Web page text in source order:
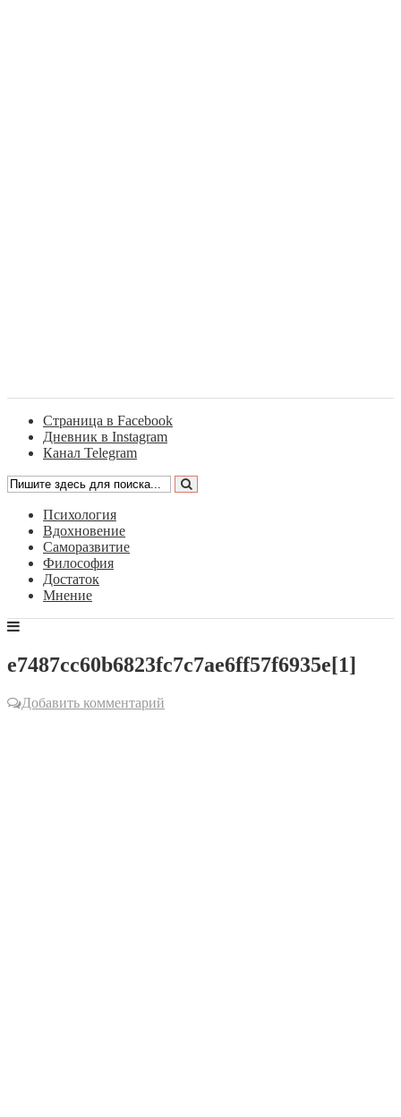
Страница в Facebook
Дневник в Instagram
Канал Telegram
Психология
Вдохновение
Саморазвитие
Философия
Достаток
Мнение
e7487cc60b6823fc7c7ae6ff57f6935e[1]
Добавить комментарий